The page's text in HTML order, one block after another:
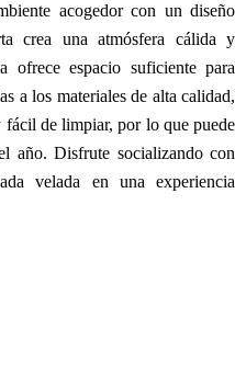
acogedor con un diseño
crea una atmósfera cálida y
ofrece espacio suficiente para
a los materiales de alta calidad,
fácil de limpiar, por lo que puede
año. Disfrute socializando con
velada en una experiencia